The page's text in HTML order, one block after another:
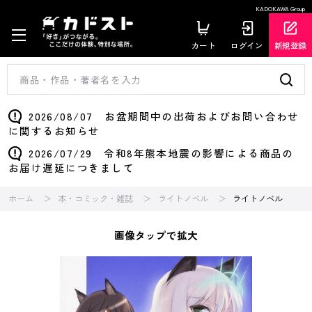
KADOKAWA Group
カート ログイン 新規登録
2026/08/07 お盆期間中の出荷およびお問い合わせ
に関するお知らせ
2026/07/29 令和8年熊本地震の影響による商品の
お届け遅延につきまして
ホーム 本・コミック・雑誌 ライトノベル ライトノベル
画像タップで拡大